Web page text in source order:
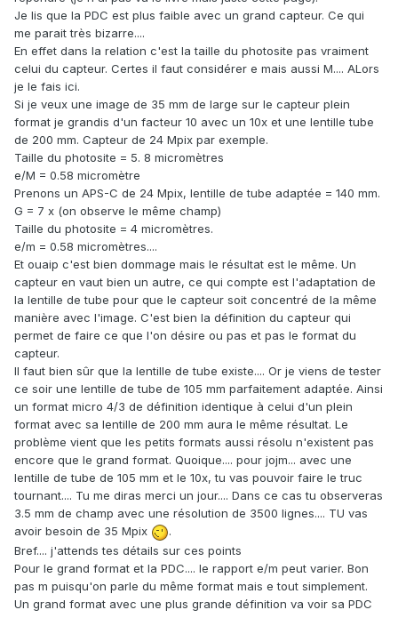
Je lis que la PDC est plus faible avec un grand capteur. Ce qui
me parait très bizarre....
En effet dans la relation c'est la taille du photosite pas vraiment
celui du capteur. Certes il faut considérer e mais aussi M.... ALors
je le fais ici.
Si je veux une image de 35 mm de large sur le capteur plein
format je grandis d'un facteur 10 avec un 10x et une lentille tube
de 200 mm. Capteur de 24 Mpix par exemple.
Taille du photosite = 5. 8 micromètres
e/M = 0.58 micromètre
Prenons un APS-C de 24 Mpix, lentille de tube adaptée = 140 mm.
G = 7 x (on observe le même champ)
Taille du photosite = 4 micromètres.
e/m = 0.58 micromètres....
Et ouaip c'est bien dommage mais le résultat est le même. Un
capteur en vaut bien un autre, ce qui compte est l'adaptation de
la lentille de tube pour que le capteur soit concentré de la même
manière avec l'image. C'est bien la définition du capteur qui
permet de faire ce que l'on désire ou pas et pas le format du
capteur.
Il faut bien sûr que la lentille de tube existe.... Or je viens de tester
ce soir une lentille de tube de 105 mm parfaitement adaptée. Ainsi
un format micro 4/3 de définition identique à celui d'un plein
format avec sa lentille de 200 mm aura le même résultat. Le
problème vient que les petits formats aussi résolu n'existent pas
encore que le grand format. Quoique.... pour jojm... avec une
lentille de tube de 105 mm et le 10x, tu vas pouvoir faire le truc
tournant.... Tu me diras merci un jour.... Dans ce cas tu observeras
3.5 mm de champ avec une résolution de 3500 lignes.... TU vas
avoir besoin de 35 Mpix
.
Bref.... j'attends tes détails sur ces points
Pour le grand format et la PDC.... le rapport e/m peut varier. Bon
pas m puisqu'on parle du même format mais e tout simplement.
Un grand format avec une plus grande définition va voir sa PDC